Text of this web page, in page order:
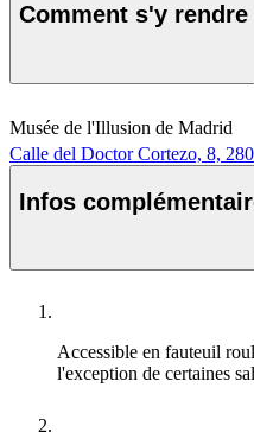
Comment s'y rendre
Musée de l'Illusion de Madrid
Calle del Doctor Cortezo, 8,
Infos
Accessible en fauteuil
l'exception de certaines